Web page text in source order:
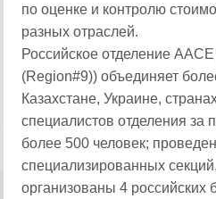
по оценке и контролю
разных отраслей.
Российское отделение
(Region#9)) объединяет
Казахстане, Украине,
специалистов отделения за
более 500 человек;
специализированных
организованы 4 российских